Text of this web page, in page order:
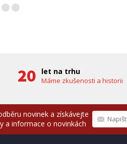
Extol Craft (99130), 150x180cm,
let na trhu
Máme zkušenosti a historii
novinek a získávejte
a informace o novinkách